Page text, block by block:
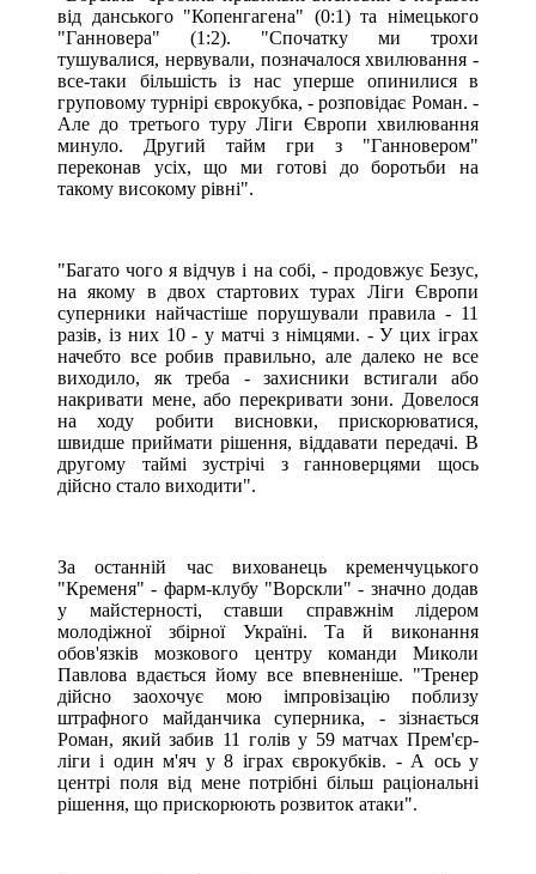
від данського "Копенгагена" (0:1) та німецького
"Ганновера" (1:2). "Спочатку ми трохи
тушувалися, нервували, позначалося хвилювання -
все-таки більшість із нас уперше опинилися в
груповому турнірі єврокубка, - розповідає Роман. -
Але до третього туру Ліги Європи хвилювання
минуло. Другий тайм гри з "Ганновером"
переконав усіх, що ми готові до боротьби на
такому високому рівні".
"Багато чого я відчув і на собі, - продовжує Безус,
на якому в двох стартових турах Ліги Європи
суперники найчастіше порушували правила - 11
разів, із них 10 - у матчі з німцями. - У цих іграх
начебто все робив правильно, але далеко не все
виходило, як треба - захисники встигали або
накривати мене, або перекривати зони. Довелося
на ходу робити висновки, прискорюватися,
швидше приймати рішення, віддавати передачі. В
другому таймі зустрічі з ганноверцями щось
дійсно стало виходити".
За останній час вихованець кременчуцького
"Кременя" - фарм-клубу "Ворскли" - значно додав
у майстерності, ставши справжнім лідером
молодіжної збірної Україні. Та й виконання
обов'язків мозкового центру команди Миколи
Павлова вдається йому все впевненіше. "Тренер
дійсно заохочує мою імпровізацію поблизу
штрафного майданчика суперника, - зізнається
Роман, який забив 11 голів у 59 матчах Прем'єр-
ліги і один м'яч у 8 іграх єврокубків. - А ось у
центрі поля від мене потрібні більш раціональні
рішення, що прискорюють розвиток атаки".